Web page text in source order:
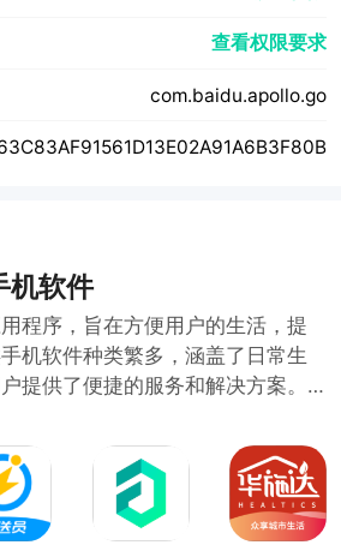
查看权限要求
com.baidu.apollo.go
机软件
程序，旨在方便用户的生活，提
机软件种类繁多，涵盖了日常生
提供了便捷的服务和解决方案。
生活水平的提高，生活类手机软
满足用户日益增长的需求。哪些
？小编在生活类软件合集中为大
的好用方便的生活类手机软件。
验便捷的生活服务。